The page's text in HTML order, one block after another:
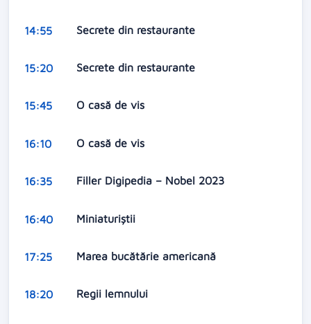
14:55 Secrete din restaurante
15:20 Secrete din restaurante
15:45 O casă de vis
16:10 O casă de vis
16:35 Filler Digipedia – Nobel 2023
16:40 Miniaturiştii
17:25 Marea bucătărie americană
18:20 Regii lemnului